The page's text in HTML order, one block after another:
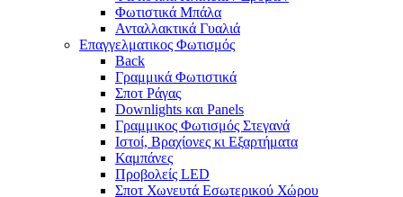
Φωτιστικά Μπάλα
Ανταλλακτικά Γυαλιά
Επαγγελματικος Φωτισμός
Back
Γραμμικά Φωτιστικά
Σποτ Ράγας
Downlights και Panels
Γραμμικος Φωτισμός Στεγανά
Ιστοί, Βραχίονες κι Εξαρτήματα
Καμπάνες
Προβολείς LED
Σποτ Χωνευτά Εσωτερικού Χώρου